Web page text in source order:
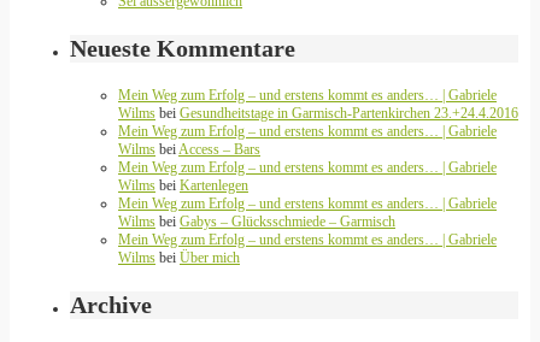
Neueste Kommentare
Mein Weg zum Erfolg – und erstens kommt es anders… | Gabriele
Wilms bei Gesundheitstage in Garmisch-Partenkirchen 23.+24.4.2016
Mein Weg zum Erfolg – und erstens kommt es anders… | Gabriele
Wilms beiAccess – Bars
Mein Weg zum Erfolg – und erstens kommt es anders… | Gabriele
Wilms bei Kartenlegen
Mein Weg zum Erfolg – und erstens kommt es anders… | Gabriele
Wilms bei Gabys – Glücksschmiede – Garmisch
Mein Weg zum Erfolg – und erstens kommt es anders… | Gabriele
Wilms bei Über mich
Archive